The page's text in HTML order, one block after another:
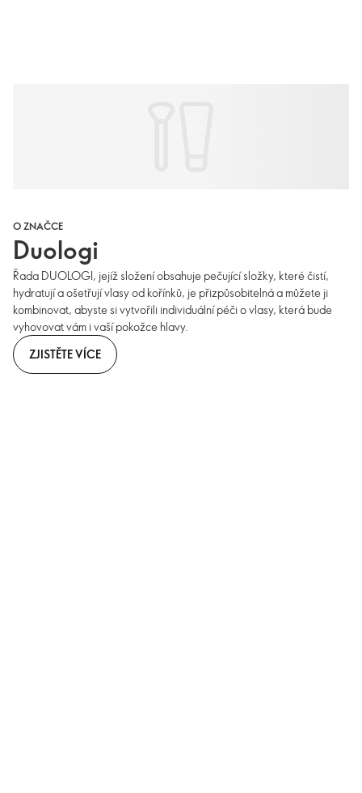
O ZNAČCE
Duologi
Řada DUOLOGI, jejíž složení obsahuje pečující složky, které čistí,
hydratují a ošetřují vlasy od kořínků, je přizpůsobitelná a můžete ji
kombinovat, abyste si vytvořili individuální péči o vlasy, která bude
vyhovovat vám i vaší pokožce hlavy.
ZJISTĚTE VÍCE